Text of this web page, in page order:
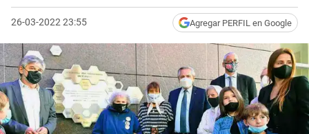
26-03-2022 23:55 Agregar PERFIL en Google